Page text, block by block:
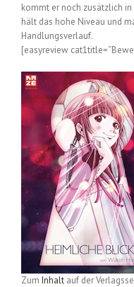
kommt er noch zusätzlich
hält das hohe Niveau und
Handlungsverlauf.
[easyreview
Zum Inhalt auf der